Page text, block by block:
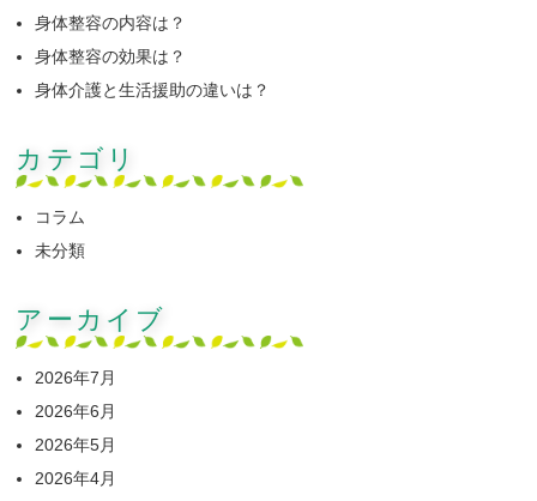
身体整容の内容は？
身体整容の効果は？
身体介護と生活援助の違いは？
カテゴリ
コラム
未分類
アーカイブ
2026年7月
2026年6月
2026年5月
2026年4月